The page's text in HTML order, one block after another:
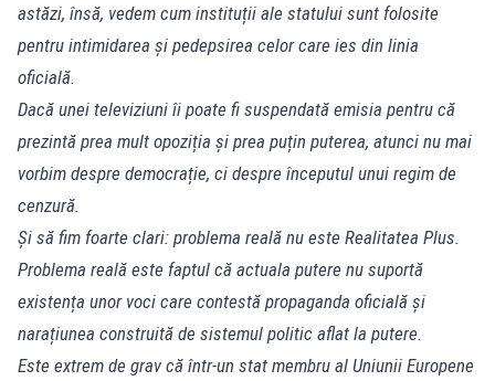
astăzi, însă, vedem cum instituții ale statului sunt folosite
pentru intimidarea și pedepsirea celor care ies din linia
oficială.
Dacă unei televiziuni îi poate fi suspendată emisia pentru că
prezintă prea mult opoziția și prea puțin puterea, atunci nu mai
vorbim despre democrație, ci despre începutul unui regim de
cenzură.
Și să fim foarte clari: problema reală nu este Realitatea Plus.
Problema reală este faptul că actuala putere nu suportă
existența unor voci care contestă propaganda oficială și
narațiunea construită de sistemul politic aflat la putere.
Este extrem de grav că într-un stat membru al Uniunii Europene